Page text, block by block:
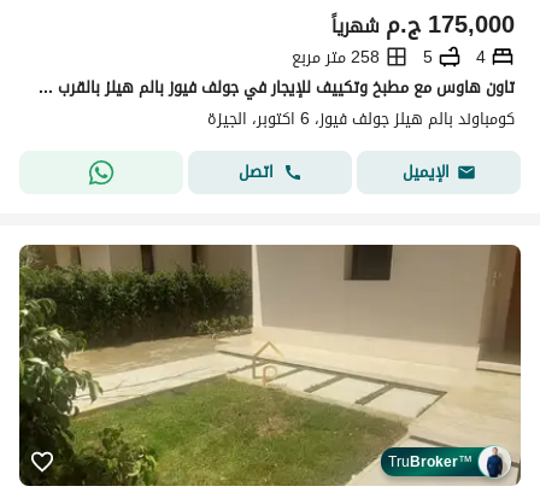
ج.م175,000 شهرياً
4
5
258 متر مربع
تاون هاوس مع مطبخ وتكييف للإيجار في جولف فيوز بالم هيلز بالقرب من نيو جيزة، بالم باركس،اويست ، الشيخ زايد، ووصلة دهشور
كومباوند بالم هيلز جولف فيوز، 6 اكتوبر، الجيزة
الإيميل
اتصل
TruBroker™